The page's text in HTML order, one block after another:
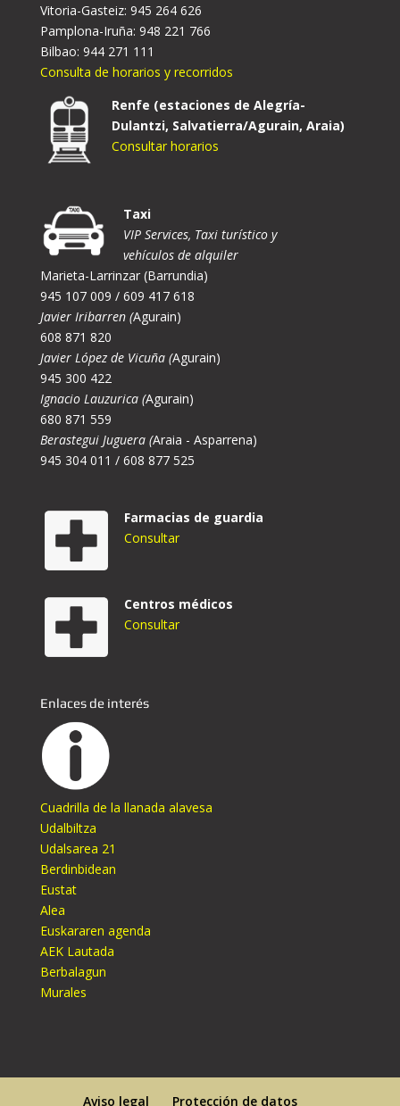
Vitoria-Gasteiz: 945 264 626
Pamplona-Iruña: 948 221 766
Bilbao: 944 271 111
Consulta de horarios y recorridos
Renfe (estaciones de Alegría-
Dulantzi, Salvatierra/Agurain, Araia)
Consultar horarios
Taxi
VIP Services, Taxi turístico y
vehículos de alquiler
Marieta-Larrinzar (Barrundia)
945 107 009 / 609 417 618
Javier Iribarren (Agurain)
608 871 820
Javier López de Vicuña (Agurain)
945 300 422
Ignacio Lauzurica (Agurain)
680 871 559
Berastegui Juguera (Araia - Asparrena)
945 304 011 / 608 877 525
Farmacias de guardia
Consultar
Centros médicos
Consultar
Enlaces de interés
Cuadrilla de la llanada alavesa
Udalbiltza
Udalsarea 21
Berdinbidean
Eustat
Alea
Euskararen agenda
AEK Lautada
Berbalagun
Murales
Aviso legal Protección de datos